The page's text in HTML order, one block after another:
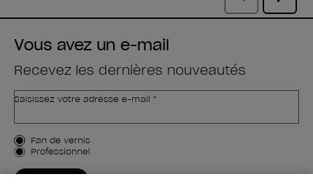
Vous avez un e-mail
Recevez les dernières nouveautés
Saisissez votre adresse e-mail *
Type de client
Fan de vernis
Professionnel